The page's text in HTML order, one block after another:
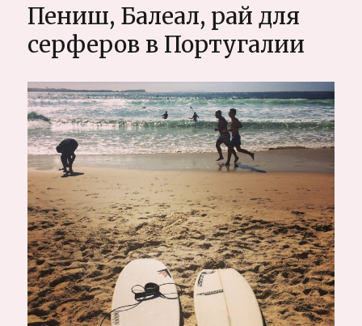
Непале
самостоятельно
+подробно
треке
к
Базовому
лагерю
Аннапурны
Пениш, Балеал, рай для
серферов в Португалии